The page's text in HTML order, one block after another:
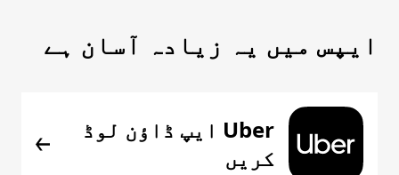
ایپس میں یہ زیادہ آسان ہے
Uber ایپ ڈاؤن لوڈ
کریں